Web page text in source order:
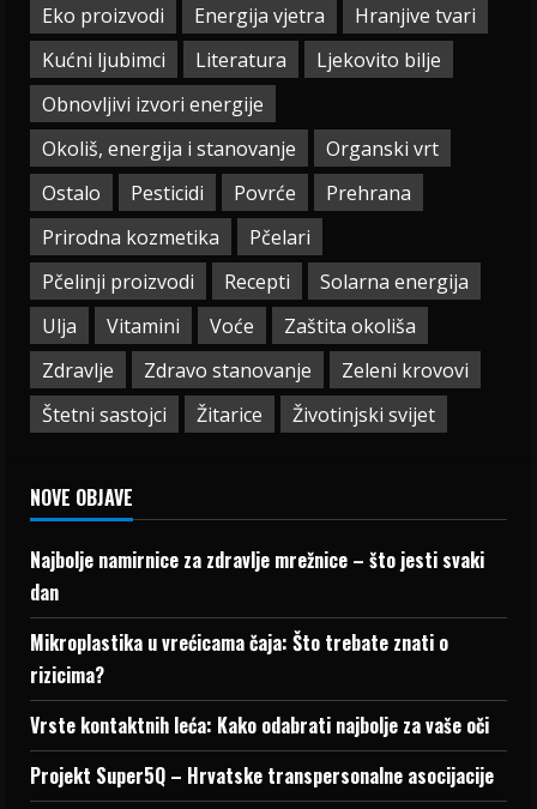
Eko proizvodi
Energija vjetra
Hranjive tvari
Kućni ljubimci
Literatura
Ljekovito bilje
Obnovljivi izvori energije
Okoliš, energija i stanovanje
Organski vrt
Ostalo
Pesticidi Povrće
Prehrana
Prirodna kozmetika
Pčelari
Pčelinji proizvodi
Recepti
Solarna energija
Ulja
Vitamini Voće
Zaštita okoliša
Zdravlje
Zdravo stanovanje
Zeleni krovovi
Štetni sastojci
Žitarice Životinjski svijet
NOVE OBJAVE
Najbolje namirnice za zdravlje mrežnice – što jesti svaki
dan
Mikroplastika u vrećicama čaja: Što trebate znati o
rizicima?
Vrste kontaktnih leća: Kako odabrati najbolje za vaše oči
Projekt Super5Q – Hrvatske transpersonalne asocijacije